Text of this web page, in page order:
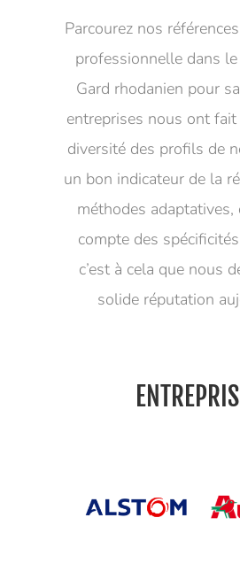
Parcourez nos
professionnelle dans
Gard rhodanien pour
entreprises nous ont fait
diversité des profils de
un bon indicateur de la
méthodes
compte des
c’est à cela que nous
solide réputation